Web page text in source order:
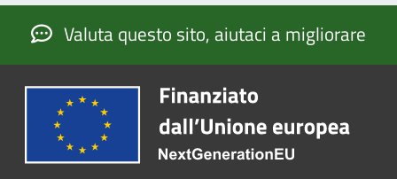
Valuta questo sito, aiutaci a migliorare